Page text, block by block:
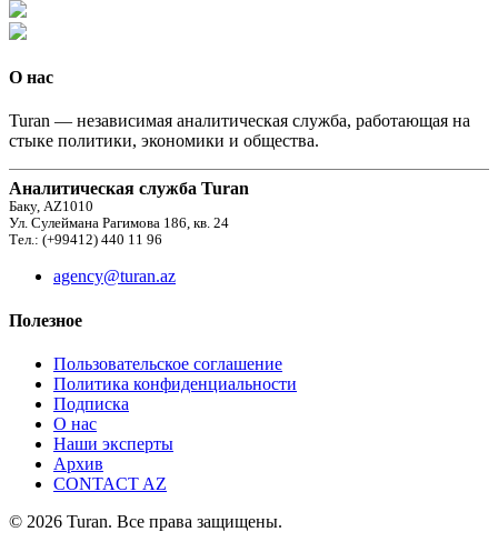
О нас
Turan — независимая аналитическая служба, работающая на
стыке политики, экономики и общества.
Аналитическая служба Turan
Баку, AZ1010
Ул. Сулеймана Рагимова 186, кв. 24
Тел.: (+99412) 440 11 96
agency@turan.az
Полезное
Пользовательское соглашение
Политика конфиденциальности
Подписка
О нас
Наши эксперты
Архив
CONTACT AZ
© 2026 Turan. Все права защищены.